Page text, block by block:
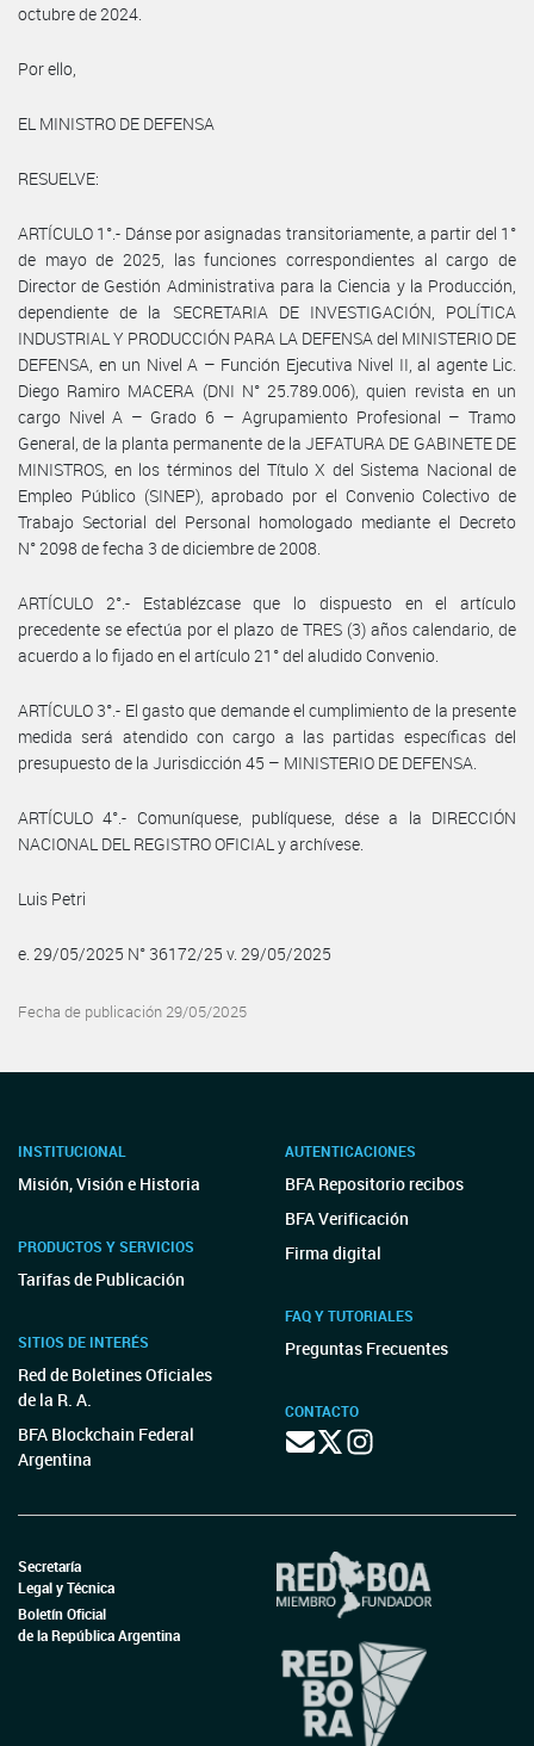
octubre de 2024.
Por ello,
EL MINISTRO DE DEFENSA
RESUELVE:
ARTÍCULO 1°.- Dánse por asignadas transitoriamente, a partir del 1°
de mayo de 2025, las funciones correspondientes al cargo de
Director de Gestión Administrativa para la Ciencia y la Producción,
dependiente de la SECRETARIA DE INVESTIGACIÓN, POLÍTICA
INDUSTRIAL Y PRODUCCIÓN PARA LA DEFENSA del MINISTERIO DE
DEFENSA, en un Nivel A – Función Ejecutiva Nivel II, al agente Lic.
Diego Ramiro MACERA (DNI N° 25.789.006), quien revista en un
cargo Nivel A – Grado 6 – Agrupamiento Profesional – Tramo
General, de la planta permanente de la JEFATURA DE GABINETE DE
MINISTROS, en los términos del Título X del Sistema Nacional de
Empleo Público (SINEP), aprobado por el Convenio Colectivo de
Trabajo Sectorial del Personal homologado mediante el Decreto
N° 2098 de fecha 3 de diciembre de 2008.
ARTÍCULO 2°.- Establézcase que lo dispuesto en el artículo
precedente se efectúa por el plazo de TRES (3) años calendario, de
acuerdo a lo fijado en el artículo 21° del aludido Convenio.
ARTÍCULO 3°.- El gasto que demande el cumplimiento de la presente
medida será atendido con cargo a las partidas específicas del
presupuesto de la Jurisdicción 45 – MINISTERIO DE DEFENSA.
ARTÍCULO 4°.- Comuníquese, publíquese, dése a la DIRECCIÓN
NACIONAL DEL REGISTRO OFICIAL y archívese.
Luis Petri
e. 29/05/2025 N° 36172/25 v. 29/05/2025
Fecha de publicación 29/05/2025
INSTITUCIONAL
Misión, Visión e Historia
PRODUCTOS Y SERVICIOS
Tarifas de Publicación
SITIOS DE INTERÉS
Red de Boletines Oficiales
de la R. A.
BFA Blockchain Federal
Argentina
AUTENTICACIONES
BFA Repositorio recibos
BFA Verificación
Firma digital
FAQ Y TUTORIALES
Preguntas Frecuentes
CONTACTO
Secretaría
Legal y Técnica
Boletín Oficial
de la República Argentina